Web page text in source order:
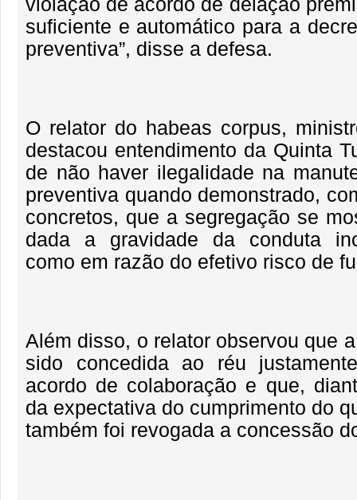
violação de acordo de delação
suficiente e automático para a
preventiva”, disse a defesa.
O relator do habeas corpus,
destacou entendimento da Quinta
de não haver ilegalidade na
preventiva quando demonstrado,
concretos, que a segregação se
dada a gravidade da conduta
como em razão do efetivo risco de
Além disso, o relator observou que
sido concedida ao réu
acordo de colaboração e que,
da expectativa do cumprimento do
também foi revogada a concessão